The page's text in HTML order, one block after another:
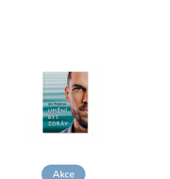
Akce